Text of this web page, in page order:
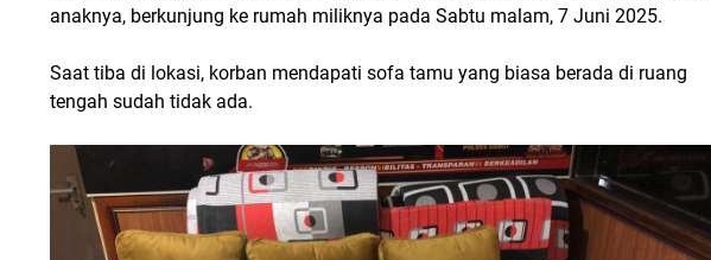
anaknya, berkunjung ke rumah miliknya pada Sabtu malam, 7 Juni 2025.
Saat tiba di lokasi, korban mendapati sofa tamu yang biasa berada di ruang
tengah sudah tidak ada.